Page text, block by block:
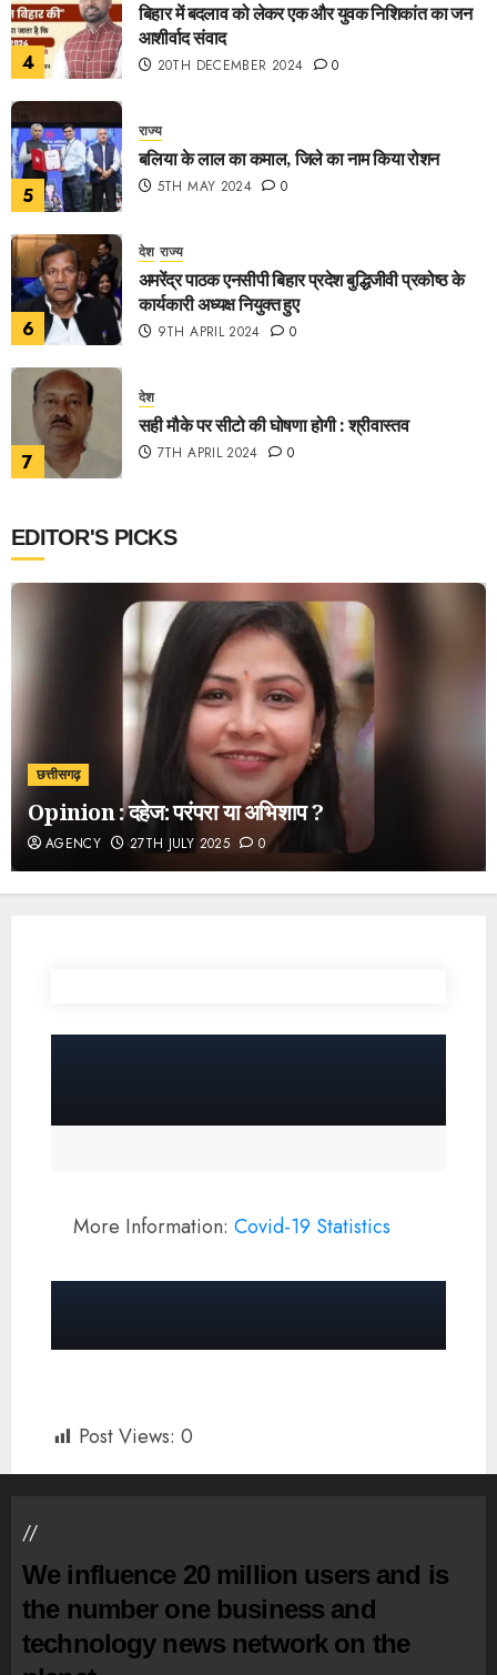
4
बिहार में बदलाव को लेकर एक और युवक निशिकांत का जन
आशीर्वाद संवाद
20TH DECEMBER 2024 0
5
राज्य
बलिया के लाल का कमाल, जिले का नाम किया रोशन
5TH MAY 2024 0
6
देश राज्य
अमरेंद्र पाठक एनसीपी बिहार प्रदेश बुद्धिजीवी प्रकोष्ठ के
कार्यकारी अध्यक्ष नियुक्त हुए
9TH APRIL 2024 0
7
देश
सही मौके पर सीटो की घोषणा होगी : श्रीवास्तव
7TH APRIL 2024 0
EDITOR'S PICKS
छत्तीसगढ़
Opinion : दहेज: परंपरा या अभिशाप ?
AGENCY 27TH JULY 2025 0
More Information: Covid-19 Statistics
Post Views: 0
//
We influence 20 million users and is
the number one business and
technology news network on the